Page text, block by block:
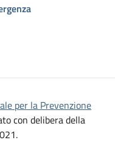
per la Prevenzione
con delibera della